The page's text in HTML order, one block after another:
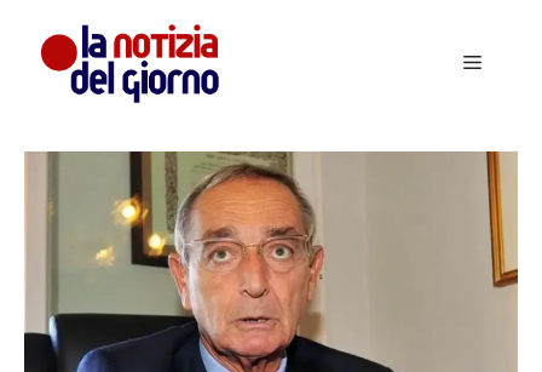
contenuto
Menu